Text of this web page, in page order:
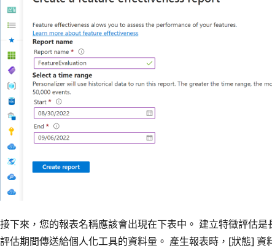
接下來，您的報表名稱應該會出現在下表中。 建立特徵評估
評估期間傳送給個人化工具的資料量。 產生報表時，[狀態] 資